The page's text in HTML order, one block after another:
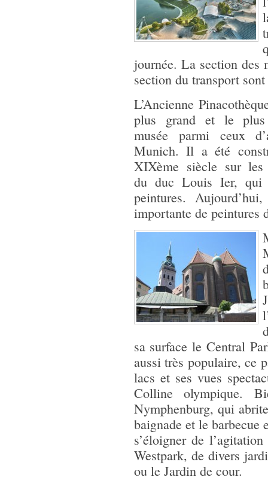
journée. La section des
section du transport
L’Ancienne
plus grand et le
musée parmi ceux
Munich. Il a été
XIXème siècle sur les
du duc Louis Ier, qui
peintures.
importante de
sa surface le Central
aussi très populaire, ce
lacs et ses vues
Colline olympique.
Nymphenburg, qui
baignade et le barbecue
s’éloigner de
Westpark, de divers
ou le Jardin de cour.